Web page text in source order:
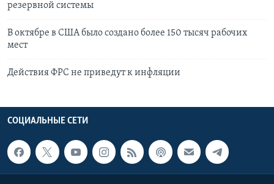
резервной системы
В октябре в США было создано более 150 тысяч рабочих
мест
Действия ФРС не приведут к инфляции
СОЦИАЛЬНЫЕ СЕТИ